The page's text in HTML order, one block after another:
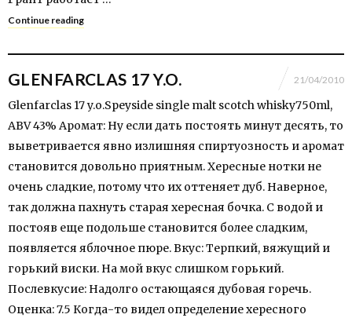
Continue reading
GLENFARCLAS 17 Y.O. 21/04/2010
Glenfarclas 17 y.o.Speyside single malt scotch whisky750ml,
ABV 43% Аромат: Ну если дать постоять минут десять, то
выветривается явно излишняя спиртуозность и аромат
становится довольно приятным. Хересные нотки не
очень сладкие, потому что их оттеняет дуб. Наверное,
так должна пахнуть старая хересная бочка. С водой и
постояв еще подольше становится более сладким,
появляется яблочное пюре. Вкус: Терпкий, вяжущий и
горький виски. На мой вкус слишком горький.
Послевкусие: Надолго остающаяся дубовая горечь.
Оценка: 7.5 Когда-то видел определение хересного